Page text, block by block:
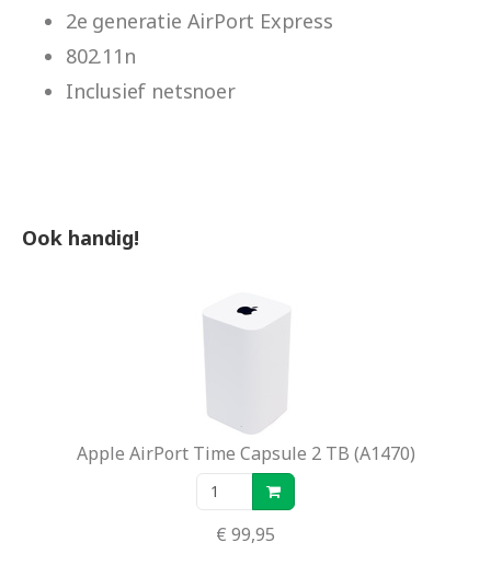
2e generatie AirPort Express
802.11n
Inclusief netsnoer
Ook handig!
Apple AirPort Time Capsule 2 TB (A1470)
€ 99,95